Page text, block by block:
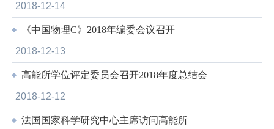
2018-12-14
《中国物理C》2018年编委会议召开
2018-12-13
高能所学位评定委员会召开2018年度总结会
2018-12-12
法国国家科学研究中心主席访问高能所